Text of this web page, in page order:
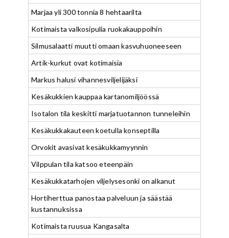
Marjaa yli 300 tonnia 8 hehtaarilta
Kotimaista valkosipulia ruokakauppoihin
Silmusalaatti muutti omaan kasvuhuoneeseen
Artik-kurkut ovat kotimaisia
Markus halusi vihannesviljelijäksi
Kesäkukkien kauppaa kartanomiljöössä
Isotalon tila keskitti marjatuotannon tunneleihin
Kesäkukkakauteen koetulla konseptilla
Orvokit avasivat kesäkukkamyynnin
Vilppulan tila katsoo eteenpäin
Kesäkukkatarhojen viljelysesonki on alkanut
Hortiherttua panostaa palveluun ja säästää
kustannuksissa
Kotimaista ruusua Kangasalta